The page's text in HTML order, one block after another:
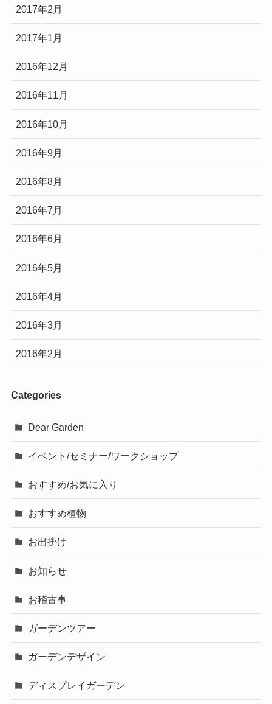
2017年2月
2017年1月
2016年12月
2016年11月
2016年10月
2016年9月
2016年8月
2016年7月
2016年6月
2016年5月
2016年4月
2016年3月
2016年2月
Categories
Dear Garden
イベント/セミナー/ワークショップ
おすすめ/お気に入り
おすすめ植物
お出掛け
お知らせ
お稽古事
ガーデンツアー
ガーデンデザイン
ディスプレイガーデン